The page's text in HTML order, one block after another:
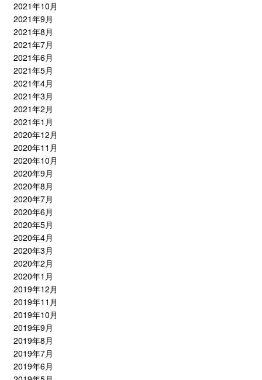
2021年10月
2021年9月
2021年8月
2021年7月
2021年6月
2021年5月
2021年4月
2021年3月
2021年2月
2021年1月
2020年12月
2020年11月
2020年10月
2020年9月
2020年8月
2020年7月
2020年6月
2020年5月
2020年4月
2020年3月
2020年2月
2020年1月
2019年12月
2019年11月
2019年10月
2019年9月
2019年8月
2019年7月
2019年6月